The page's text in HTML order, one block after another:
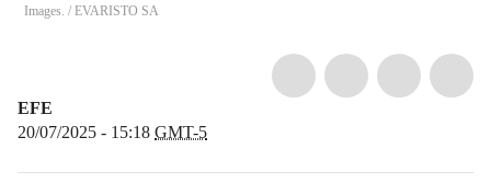
Images. / EVARISTO SA
EFE
20/07/2025 - 15:18 GMT-5